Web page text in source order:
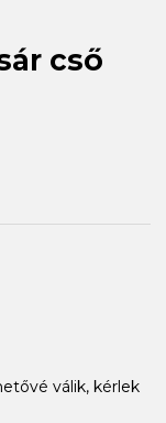
cső
válik, kérlek